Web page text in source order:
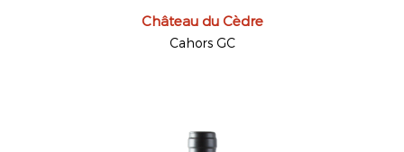
Château du Cèdre
Cahors GC